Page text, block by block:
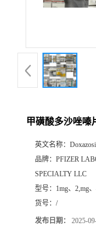
书
甲磺酸多沙唑嗪
英文名称：
品牌： PFIZER
SPECIALTY LLC
型号： 1mg、2,mg
货号： /
发布日期： 2025-